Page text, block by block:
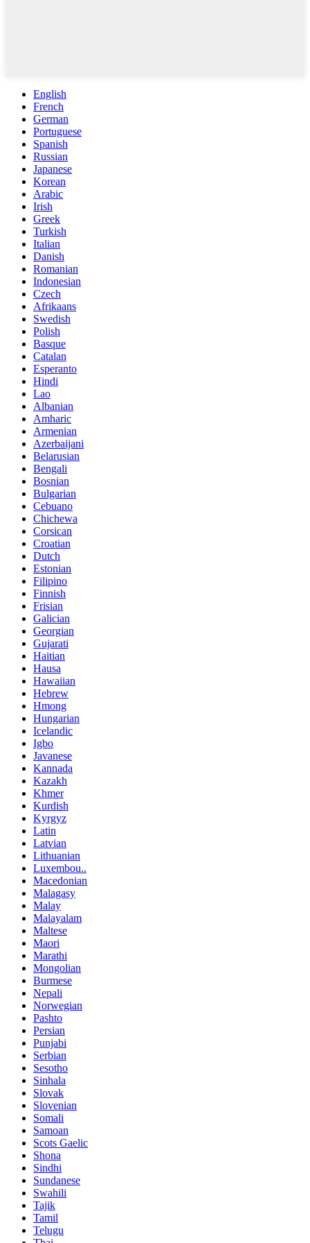
English
French
German
Portuguese
Spanish
Russian
Japanese
Korean
Arabic
Irish
Greek
Turkish
Italian
Danish
Romanian
Indonesian
Czech
Afrikaans
Swedish
Polish
Basque
Catalan
Esperanto
Hindi
Lao
Albanian
Amharic
Armenian
Azerbaijani
Belarusian
Bengali
Bosnian
Bulgarian
Cebuano
Chichewa
Corsican
Croatian
Dutch
Estonian
Filipino
Finnish
Frisian
Galician
Georgian
Gujarati
Haitian
Hausa
Hawaiian
Hebrew
Hmong
Hungarian
Icelandic
Igbo
Javanese
Kannada
Kazakh
Khmer
Kurdish
Kyrgyz
Latin
Latvian
Lithuanian
Luxembou..
Macedonian
Malagasy
Malay
Malayalam
Maltese
Maori
Marathi
Mongolian
Burmese
Nepali
Norwegian
Pashto
Persian
Punjabi
Serbian
Sesotho
Sinhala
Slovak
Slovenian
Somali
Samoan
Scots Gaelic
Shona
Sindhi
Sundanese
Swahili
Tajik
Tamil
Telugu